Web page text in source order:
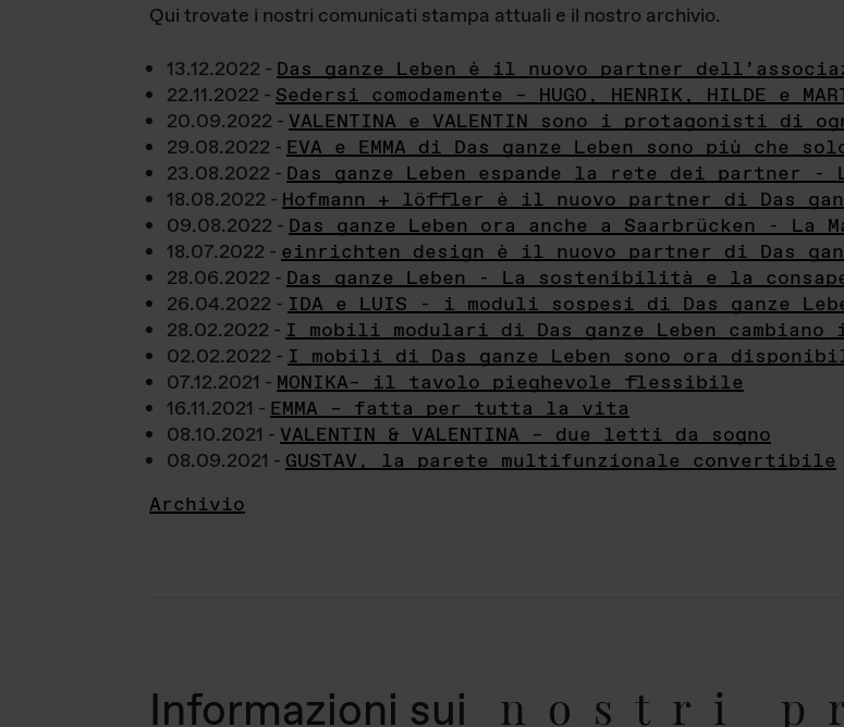
Qui trovate i nostri comunicati stampa attuali e il nostro archivio.
13.12.2022 - Das ganze Leben è il nuovo partner
22.11.2022 - Sedersi comodamente – HUGO, HENRIK, HILDE e
20.09.2022 - VALENTINA e VALENTIN sono i protagonisti di
29.08.2022 - EVA e EMMA di Das ganze Leben sono più che
23.08.2022 - Das ganze Leben espande la rete dei partner -
18.08.2022 - Hofmann + löffler è il nuovo partner di Das
09.08.2022 - Das ganze Leben ora anche a Saarbrücken - La
18.07.2022 - einrichten design è il nuovo partner di Das
28.06.2022 - Das ganze Leben - La sostenibilità e la
26.04.2022 - IDA e LUIS - i moduli sospesi di Das ganze
28.02.2022 - I mobili modulari di Das ganze Leben
02.02.2022 - I mobili di Das ganze Leben sono ora
07.12.2021 - MONIKA– il tavolo pieghevole flessibile
16.11.2021 - EMMA – fatta per tutta la vita
08.10.2021 - VALENTIN & VALENTINA – due letti da sogno
08.09.2021 - GUSTAV, la parete multifunzionale convertibile
Archivio
Informazioni sui nostri